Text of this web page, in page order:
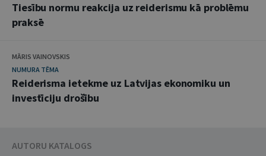
Tiesību normu reakcija uz reiderismu kā problēmu
praksē
MĀRIS VAINOVSKIS
NUMURA TĒMA
Reiderisma ietekme uz Latvijas ekonomiku un
investīciju drošību
AUTORU KATALOGS